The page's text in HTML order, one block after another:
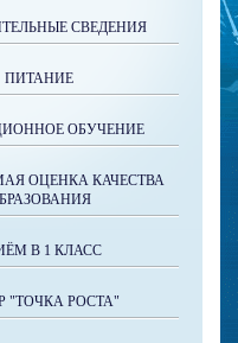
СВЕДЕНИЯ
ПИТАНИЕ
ОБУЧЕНИЕ
ОЦЕНКА КАЧЕСТВА
В 1 КЛАСС
"ТОЧКА РОСТА"